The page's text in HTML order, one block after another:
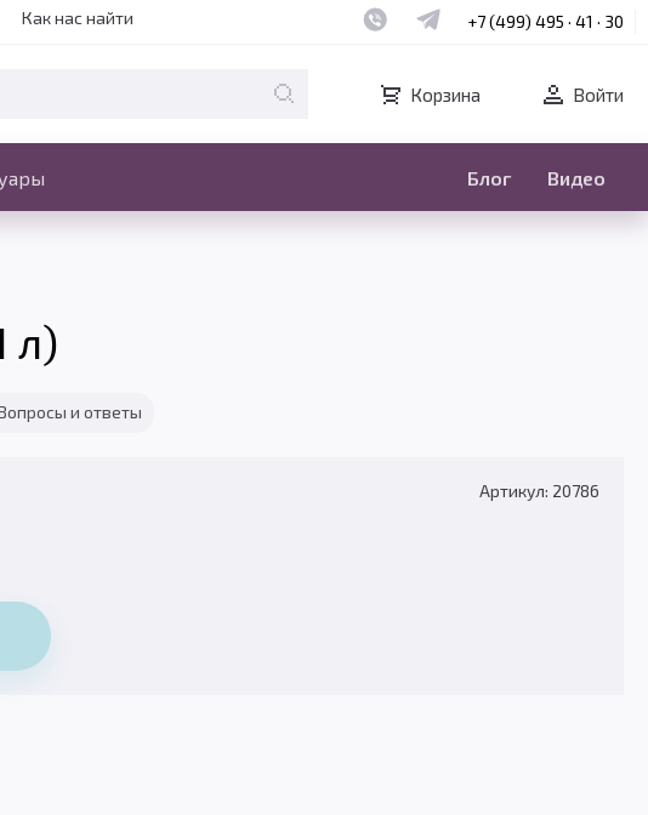
Как нас найти Наш whatsapp
Наш telegram
+7 (499) 495 · 41 · 30
Корзина Войти
Блог Видео
л)
и ответы
Артикул: 20786